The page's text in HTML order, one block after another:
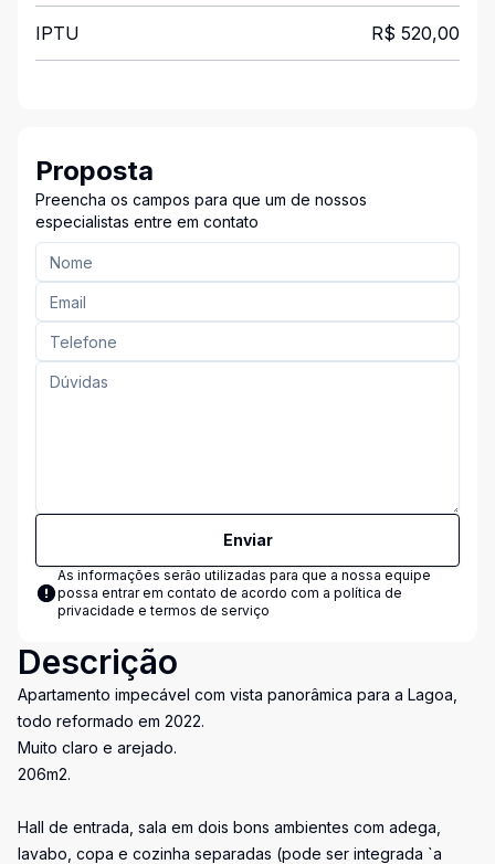
IPTU R$ 520,00
Proposta
Preencha os campos para que um de nossos
especialistas entre em contato
Enviar
As informações serão utilizadas para que a nossa equipe
possa entrar em contato de acordo com a política de
privacidade e termos de serviço
Descrição
Apartamento impecável com vista panorâmica para a Lagoa,
todo reformado em 2022.
Muito claro e arejado.
206m2.
Hall de entrada, sala em dois bons ambientes com adega,
lavabo, copa e cozinha separadas (pode ser integrada `a